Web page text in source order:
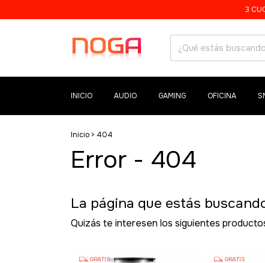
3
INICIO AUDIO GAMING OFICINA
Inicio > 404
Error - 404
La página que estás
Quizás te interesen los siguientes
GRATIS GRATIS